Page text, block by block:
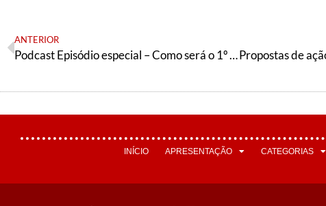
ANTERIOR
Podcast Episódio especial – Como será o 1º de maio?
INÍCIO APRESENTAÇÃO CATEGORIAS